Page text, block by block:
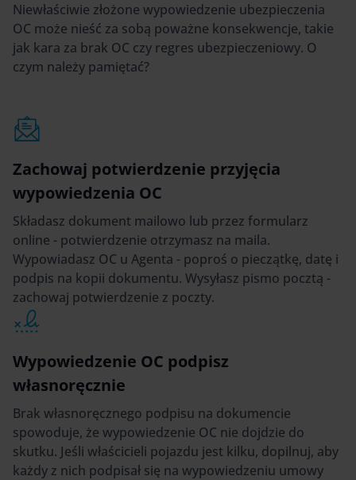
Niewłaściwie złożone wypowiedzenie ubezpieczenia
OC może nieść za sobą poważne konsekwencje, takie
jak kara za brak OC czy regres ubezpieczeniowy. O
czym należy pamiętać?
Zachowaj potwierdzenie przyjęcia
wypowiedzenia OC
Składasz dokument mailowo lub przez formularz
online - potwierdzenie otrzymasz na maila.
Wypowiadasz OC u Agenta - poproś o pieczątkę, datę i
podpis na kopii dokumentu. Wysyłasz pismo pocztą -
zachowaj potwierdzenie z poczty.
Wypowiedzenie OC podpisz
własnoręcznie
Brak własnoręcznego podpisu na dokumencie
spowoduje, że wypowiedzenie OC nie dojdzie do
skutku. Jeśli właścicieli pojazdu jest kilku, dopilnuj, aby
każdy z nich podpisał się na wypowiedzeniu umowy